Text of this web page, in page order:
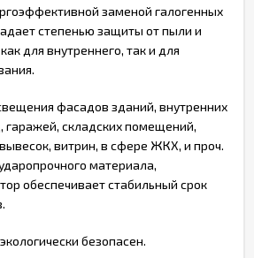
заменой галогенных
степенью защиты от пыли и
для внутреннего, так и для
фасадов зданий, внутренних
гаражей, складских помещений,
витрин, в сфере ЖКХ, и проч.
материала,
обеспечивает стабильный срок
безопасен.